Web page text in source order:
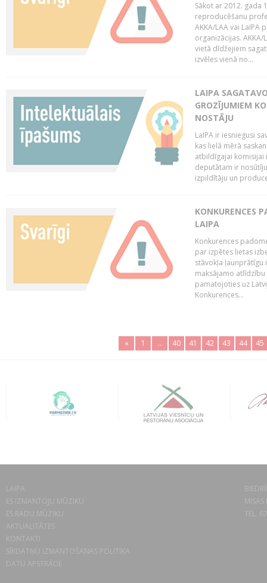
Sākot ar 2012. gada
reproducēšanu
AKKA/LAA vai LaIPA
organizācijas.
vietā dīdžejiem
izvēles vienā no...
LAIPA
GROZĪJUMIEM
NOSTĀJU
LaIPA ir iesniegusi
kas lielā mērā
atbildīgajai komisijai
deputātam ir
izpildītāju un
KONKURENCES
LAIPA
Konkurences
par izpētes lietas
stāvokļa ļaunprātīgu
maksājamo
pamatojoties uz
Konkurences...
« 1 .. 40 41 42 43 44 45
LAIPA
ES IZMANTOJU MŪZIKU
ES RADU MŪZIKU
AKTUALITĀTES
KONTAKTI
SĪKDATŅU IZMANTOŠANAS POLITIKA
DATU APSTRĀDE
TEL.